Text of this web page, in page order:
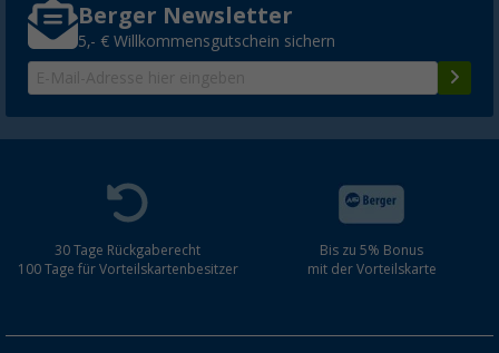
Berger Newsletter
5,- € Willkommensgutschein sichern
30 Tage Rückgaberecht
100 Tage für Vorteilskartenbesitzer
Bis zu 5% Bonus
mit der Vorteilskarte